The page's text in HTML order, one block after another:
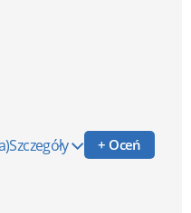
Szczegóły + Oceń